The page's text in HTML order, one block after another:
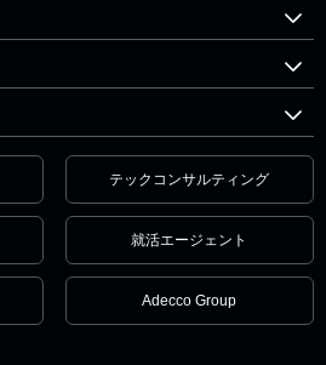
テックコンサルティング
就活エージェント
Adecco Group